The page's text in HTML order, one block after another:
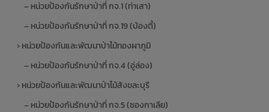
– หน่วยป้องกันรักษาป่าที่ กจ.1 (ท่าเสา)
– หน่วยป้องกันรักษาป่าที่ กจ.19 (บ้องตี้)
› หน่วยป้องกันและพัฒนาป่าไม้ทองผาภูมิ
– หน่วยป้องกันรักษาป่าที่ กจ.4 (อู่ล่อง)
› หน่วยป้องกันและพัฒนาป่าไม้สังขละบุรี
– หน่วยป้องกันรักษาป่าที่ กจ.5 (ซองกาเลีย)